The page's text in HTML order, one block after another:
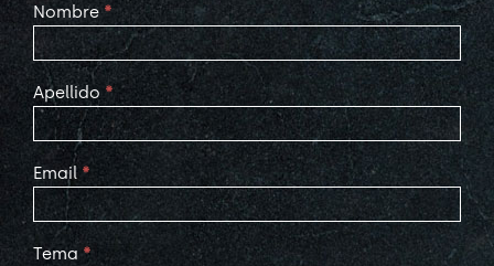
Contact
Us
Nombre *
Apellido *
Email *
Tema *